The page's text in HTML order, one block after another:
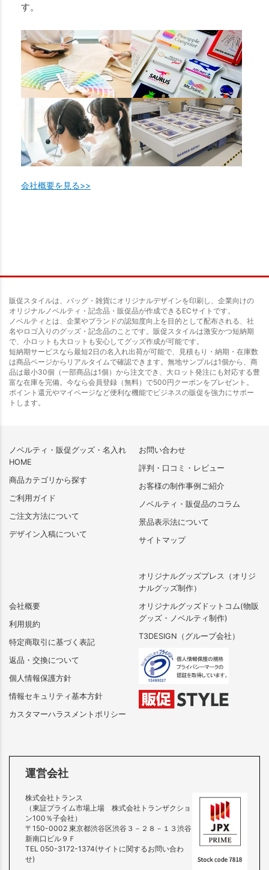
す。
会社概要を見る>>
販促スタイルは、バッグ・雑貨にオリジナルデザインを印刷し、企業向けの
オリジナルノベルティ・記念品・販促品が作成できるECサイトです。
ノベルティとは、企業やブランドの認知度向上を目的として配布される、社
名やロゴ入りのグッズ・記念品のことです。販促スタイルは激安かつ短納期
で、小ロットも大ロットも安心してグッズ作成が可能です。
短納期サービスなら最短2日の名入れ出荷が可能で、見積もり・納期・在庫数
は商品ページからリアルタイムで確認できます。無地サンプルは1個から、商
品は最小30個（一部商品は1個）から注文でき、大ロット発注にも対応する豊
富な在庫を完備。今なら会員登録（無料）で500円クーポンをプレゼント。
ポイント還元やマイページなど便利な機能でビジネスの販促を強力にサポー
トします。
ノベルティ・販促グッズ・名入れ
HOME
商品カテゴリから探す
ご利用ガイド
ご注文方法について
デザイン入稿について
会社概要
利用規約
特定商取引に基づく表記
返品・交換について
個人情報保護方針
情報セキュリティ基本方針
カスタマーハラスメントポリシー
お問い合わせ
評判・口コミ・レビュー
お客様の制作事例ご紹介
ノベルティ・販促品のコラム
景品表示法について
サイトマップ
オリジナルグッズプレス（オリジ
ナルグッズ制作）
オリジナルグッズドットコム(物販
グッズ・ノベルティ制作)
T3DESIGN（グループ会社）
運営会社
株式会社トランス
（東証プライム市場上場 株式会社トランザクショ
ン100％子会社）
〒150-0002 東京都渋谷区渋谷３－２８－１３渋谷
新南口ビル９Ｆ
TEL 050-3172-1374(サイトに関するお問い合わ
せ)